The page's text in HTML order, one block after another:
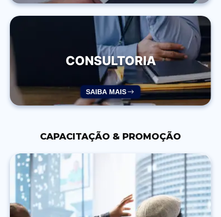
CONSULTORIA
SAIBA MAIS
CAPACITAÇÃO & PROMOÇÃO